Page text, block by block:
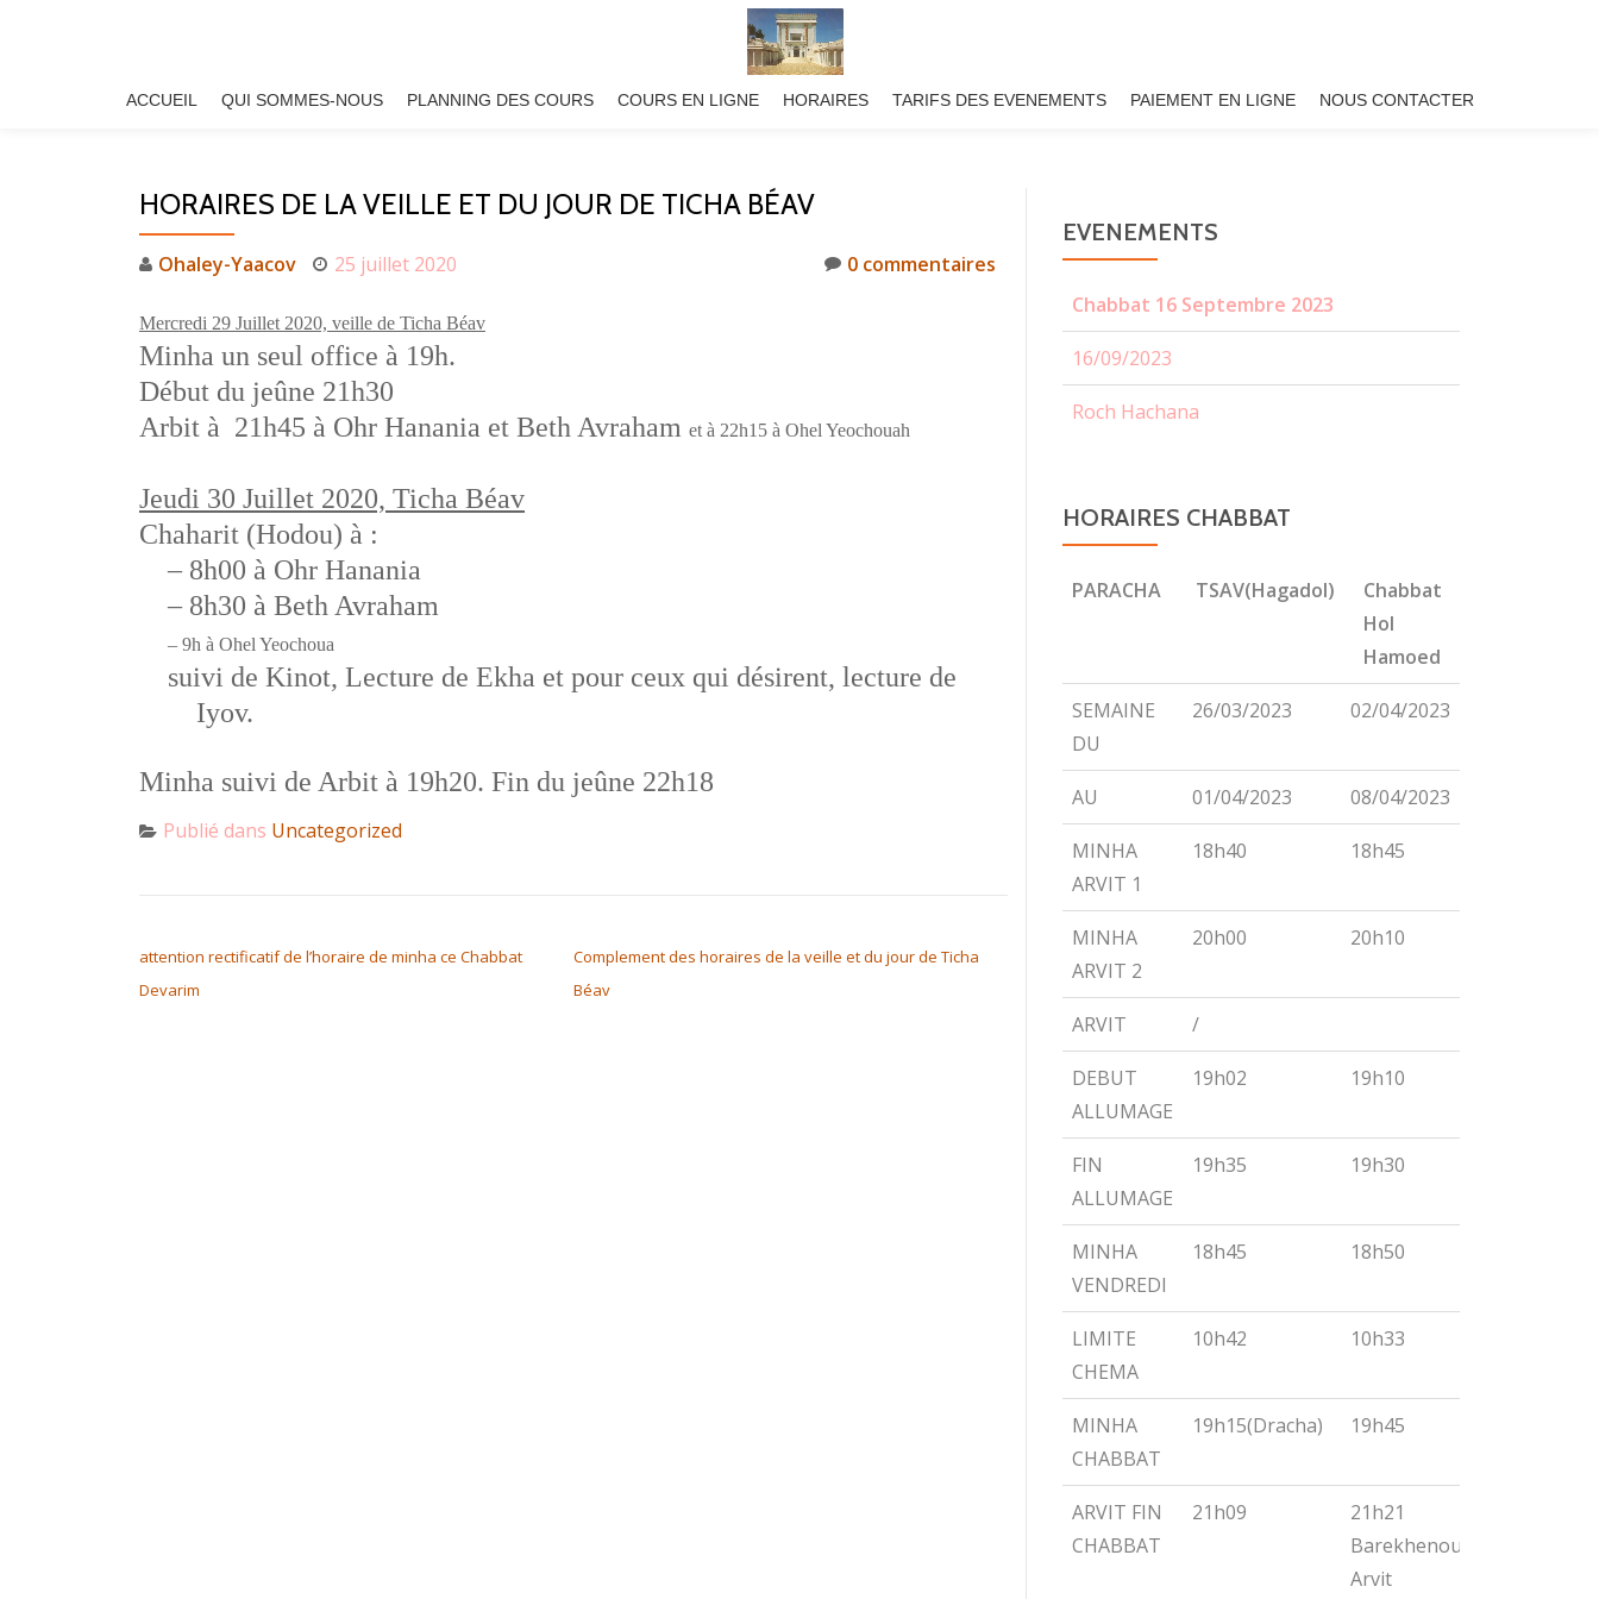
ACCUEIL QUI SOMMES-NOUS PLANNING DES COURS COURS EN LIGNE HORAIRES TARIFS DES EVENEMENTS PAIEMENT EN LIGNE NOUS CONTACTER
HORAIRES DE LA VEILLE ET DU JOUR DE TICHA BÉAV
Ohaley-Yaacov 25 juillet 2020 0 commentaires
Mercredi 29 Juillet 2020, veille de Ticha Béav
Minha un seul office à 19h.
Début du jeûne 21h30
Arbit à 21h45 à Ohr Hanania et Beth Avraham et à 22h15 à Ohel Yeochouah
Jeudi 30 Juillet 2020, Ticha Béav
Chaharit (Hodou) à :
– 8h00 à Ohr Hanania
– 8h30 à Beth Avraham
– 9h à Ohel Yeochoua
suivi de Kinot, Lecture de Ekha et pour ceux qui désirent, lecture de
Iyov.
Minha suivi de Arbit à 19h20. Fin du jeûne 22h18
Publié dans Uncategorized
attention rectificatif de l’horaire de minha ce Chabbat
Devarim
Complement des horaires de la veille et du jour de Ticha
Béav
EVENEMENTS
Chabbat 16 Septembre 2023
16/09/2023
Roch Hachana
HORAIRES CHABBAT
PARACHA TSAV(Hagadol)
Chabbat
Hol
Hamoed
PARACHA TSAV(Hagadol)
Chabbat
Hamoed
SEMAINE
DU
26/03/2023 02/04/2023
AU 01/04/2023 08/04/2023
MINHA
ARVIT 1
18h40 18h45
MINHA
ARVIT 2
20h00 20h10
ARVIT /
DEBUT
ALLUMAGE
19h02 19h10
FIN
ALLUMAGE
19h35 19h30
MINHA
VENDREDI
18h45 18h50
LIMITE
CHEMA
10h42 10h33
MINHA
CHABBAT
19h15(Dracha) 19h45
ARVIT FIN
CHABBAT
21h09
21h21
Barekhenou
Arvit